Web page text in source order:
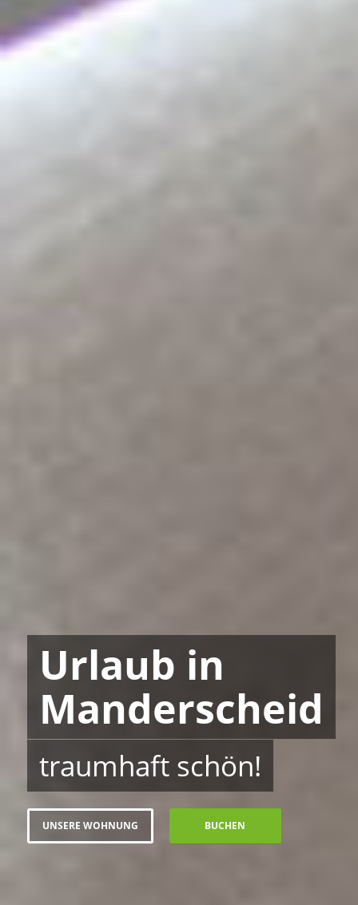
Urlaub in
Manderscheid
traumhaft schön!
UNSERE WOHNUNG BUCHEN